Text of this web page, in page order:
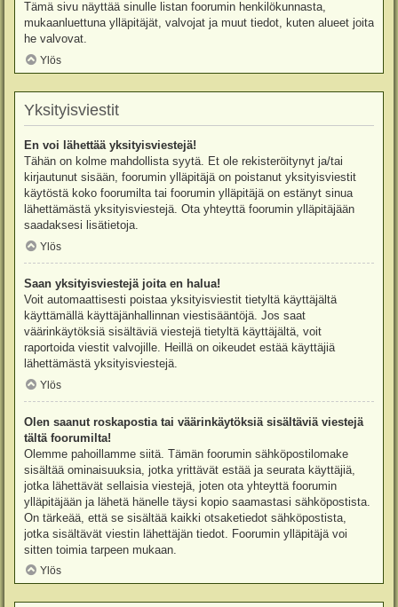
Tämä sivu näyttää sinulle listan foorumin henkilökunnasta,
mukaanluettuna ylläpitäjät, valvojat ja muut tiedot, kuten alueet joita
he valvovat.
Ylös
Yksityisviestit
En voi lähettää yksityisviestejä!
Tähän on kolme mahdollista syytä. Et ole rekisteröitynyt ja/tai
kirjautunut sisään, foorumin ylläpitäjä on poistanut yksityisviestit
käytöstä koko foorumilta tai foorumin ylläpitäjä on estänyt sinua
lähettämästä yksityisviestejä. Ota yhteyttä foorumin ylläpitäjään
saadaksesi lisätietoja.
Ylös
Saan yksityisviestejä joita en halua!
Voit automaattisesti poistaa yksityisviestit tietyltä käyttäjältä
käyttämällä käyttäjänhallinnan viestisääntöjä. Jos saat
väärinkäytöksiä sisältäviä viestejä tietyltä käyttäjältä, voit
raportoida viestit valvojille. Heillä on oikeudet estää käyttäjiä
lähettämästä yksityisviestejä.
Ylös
Olen saanut roskapostia tai väärinkäytöksiä sisältäviä viestejä
tältä foorumilta!
Olemme pahoillamme siitä. Tämän foorumin sähköpostilomake
sisältää ominaisuuksia, jotka yrittävät estää ja seurata käyttäjiä,
jotka lähettävät sellaisia viestejä, joten ota yhteyttä foorumin
ylläpitäjään ja lähetä hänelle täysi kopio saamastasi sähköpostista.
On tärkeää, että se sisältää kaikki otsaketiedot sähköpostista,
jotka sisältävät viestin lähettäjän tiedot. Foorumin ylläpitäjä voi
sitten toimia tarpeen mukaan.
Ylös